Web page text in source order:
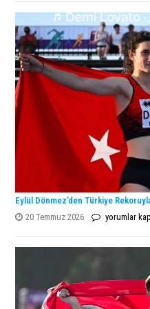
Şampiyonu
Lanlana
Tararudee!
için
Eylül Dönmez’den Türkiye
20 Temmuz 2026
Eylül
Türkiye
gelen
Avrupa
yorumlar